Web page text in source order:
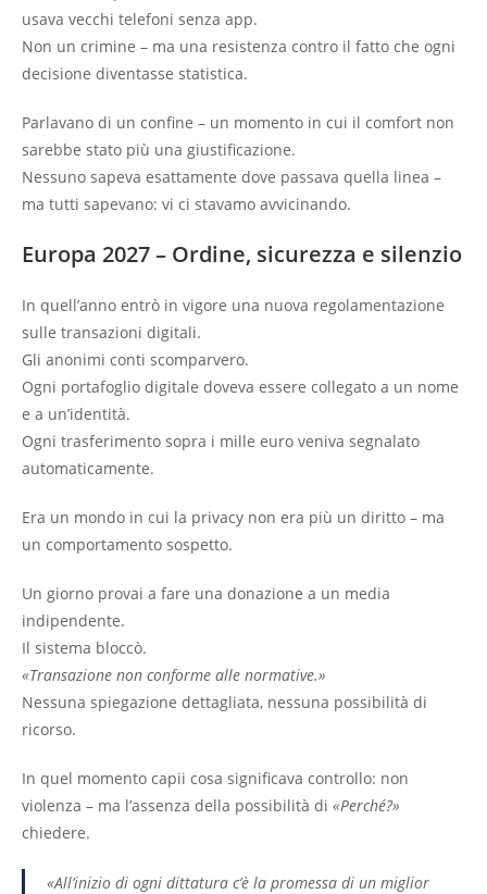
usava vecchi telefoni senza app.
Non un crimine – ma una resistenza contro il fatto che ogni
decisione diventasse statistica.
Parlavano di un confine – un momento in cui il comfort non
sarebbe stato più una giustificazione.
Nessuno sapeva esattamente dove passava quella linea –
ma tutti sapevano: vi ci stavamo avvicinando.
Europa 2027 – Ordine, sicurezza e silenzio
In quell’anno entrò in vigore una nuova regolamentazione
sulle transazioni digitali.
Gli anonimi conti scomparvero.
Ogni portafoglio digitale doveva essere collegato a un nome
e a un’identità.
Ogni trasferimento sopra i mille euro veniva segnalato
automaticamente.
Era un mondo in cui la privacy non era più un diritto – ma
un comportamento sospetto.
Un giorno provai a fare una donazione a un media
indipendente.
Il sistema bloccò.
«Transazione non conforme alle normative.»
Nessuna spiegazione dettagliata, nessuna possibilità di
ricorso.
In quel momento capii cosa significava controllo: non
violenza – ma l’assenza della possibilità di «Perché?»
chiedere.
«All’inizio di ogni dittatura c’è la promessa di un miglior